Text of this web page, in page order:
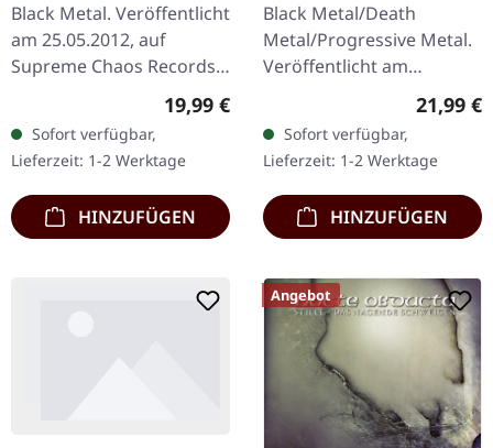
Black Metal. Veröffentlicht
am 25.05.2012, auf
Supreme Chaos Records.
Schweres transparent
bronze farbenes Vinyl im
Gatefold-Cover mit
exklusivem…
Regulärer Preis:
19,99 €
Sofort verfügbar,
Lieferzeit: 1-2 Werktage
HINZUFÜGEN
Black Metal/Death
Metal/Progressive Metal.
Veröffentlicht am
10.04.2015, auf Supreme
Transparentes Doppel-
Vinyl im schweren…
21,99 €
Sofort verfügbar,
Lieferzeit: 1-2 Werktage
HINZUFÜGEN
Angebot